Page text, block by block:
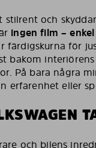
stilrent och
ingen film –
färdigskurna för
bakom
På bara några
erfarenhet eller
och bilens